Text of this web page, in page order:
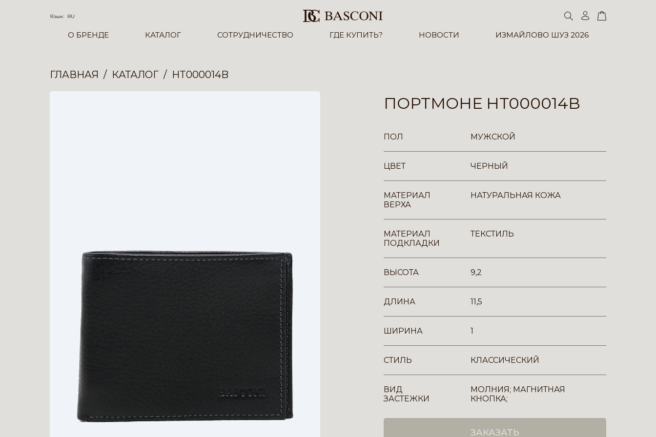
Язык: RU
О БРЕНДЕ КАТАЛОГ СОТРУДНИЧЕСТВО ГДЕ КУПИТЬ? НОВОСТИ ИЗМАЙЛОВО ШУЗ 2026
ГЛАВНАЯ КАТАЛОГ HT000014B
ПОРТМОНЕ HT000014B
ПОЛ МУЖСКОЙ
ЦВЕТ ЧЕРНЫЙ
МАТЕРИАЛ
ВЕРХА
НАТУРАЛЬНАЯ КОЖА
МАТЕРИАЛ
ПОДКЛАДКИ
ТЕКСТИЛЬ
ВЫСОТА 9,2
ДЛИНА 11,5
ШИРИНА 1
СТИЛЬ КЛАССИЧЕСКИЙ
ВИД
ЗАСТЕЖКИ
МОЛНИЯ; МАГНИТНАЯ
КНОПКА;
ЗАКАЗАТЬ